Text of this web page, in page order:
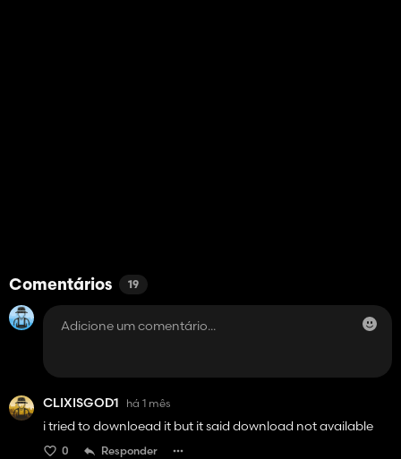
Comentários 19
CLIXISGOD1 há 1 mês
i tried to downloead it but it said download not available
0 Responder